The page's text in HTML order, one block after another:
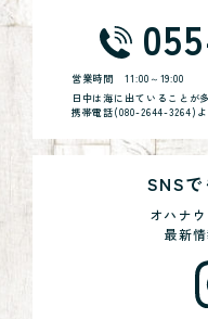
営業時間11:00～19:00
日中は海に出ていることが
携帯電話(080-2644-3264)
SNS
オハナ
最新